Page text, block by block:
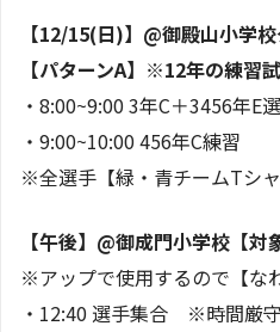
【12/15(日)】@御殿山小学
【パターンA】※12年の練習
・8:00~9:00 3年C＋3456年E
・9:00~10:00 456年C練習
※全選手【緑・青チームTシ
【午後】@御成門小学校【
※アップで使用するので【な
・12:40 選手集合 ※時間厳守